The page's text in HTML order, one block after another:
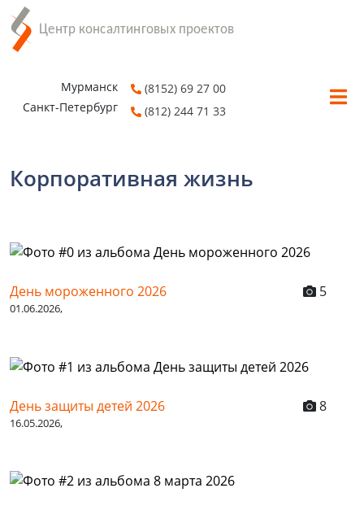
Мурманск
Санкт-Петербург
(8152) 69 27 00
(812) 244 71 33
Корпоративная жизнь
День мороженного 2026 5
01.06.2026,
День защиты детей 2026 8
16.05.2026,